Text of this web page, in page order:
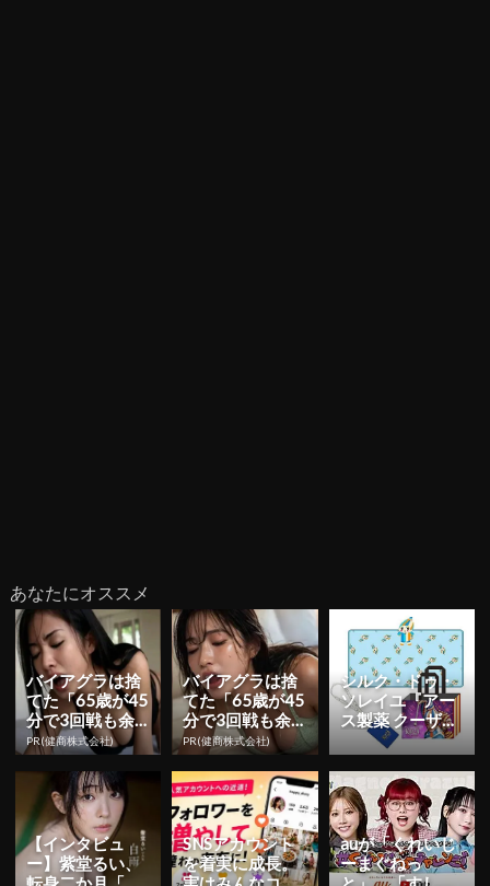
あなたにオススメ
バイアグラは捨
てた「65歳が45
分で3回戦も余
裕」1日31円で
朝まで絶好調！
PR(健商株式会社)
バイアグラは捨
てた「65歳が45
分で3回戦も余
裕」1日31円で
朝まで絶好調！
PR(健商株式会社)
シルク・ドゥ・
ソレイユ『アー
ス製薬 クーザ』
東京公演の日程
＆チケット情報
解禁！日...
【インタビュ
ー】紫堂るい、
SNSアカウント
を着実に成長。
auが「くれいじ
ーまぐねっ